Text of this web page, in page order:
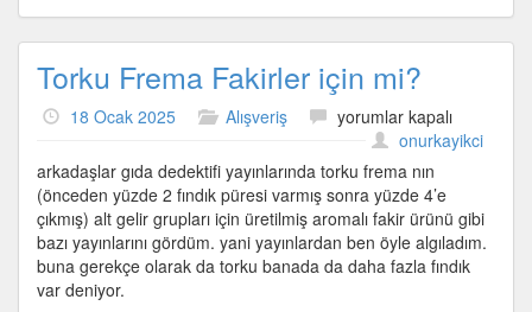
Torku Frema Fakirler için mi?
18 Ocak 2025 Alışveriş
Torku
Frema
Fakirler
için
mi?
için
yorumlar kapalı
onurkayikci
arkadaşlar gıda dedektifi yayınlarında torku frema nın
(önceden yüzde 2 fındık püresi varmış sonra yüzde 4’e
çıkmış) alt gelir grupları için üretilmiş aromalı fakir ürünü gibi
bazı yayınlarını gördüm. yani yayınlardan ben öyle algıladım.
buna gerekçe olarak da torku banada da daha fazla fındık
var deniyor.